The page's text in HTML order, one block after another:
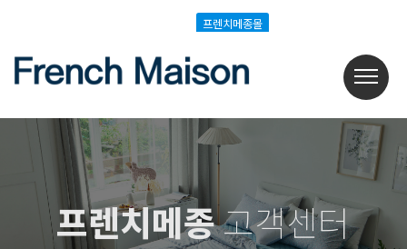
프렌치메종몰
프렌치메종고객센터